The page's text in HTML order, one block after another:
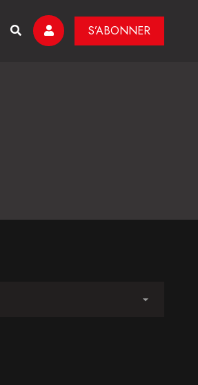
S’ABONNER